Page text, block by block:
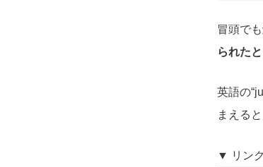
冒頭で
られた
英語の
まえる
▼ リン